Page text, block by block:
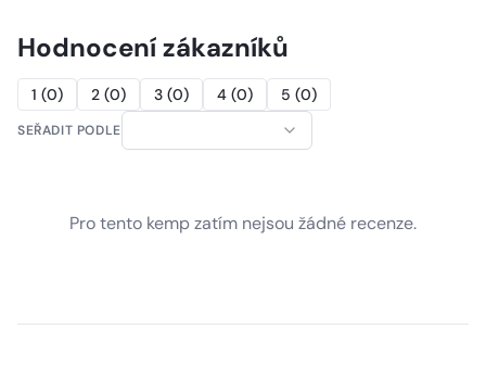
Hodnocení zákazníků
1 (0) 2 (0) 3 (0) 4 (0) 5 (0)
SEŘADIT PODLE
Pro tento kemp zatím nejsou žádné recenze.